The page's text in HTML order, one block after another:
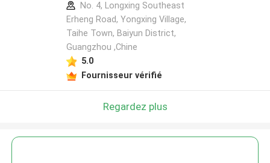
No. 4, Longxing Southeast
Erheng Road, Yongxing Village,
Taihe Town, Baiyun District,
Guangzhou ,Chine
5.0
Fournisseur vérifié
Regardez plus